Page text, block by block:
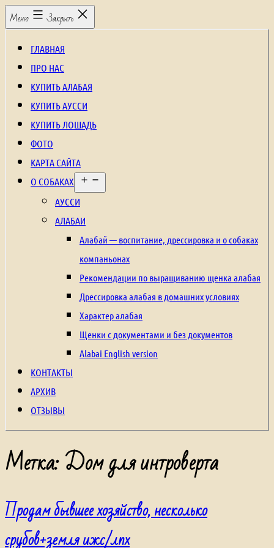
Перейти
к
содержимому
Щенки
алабая,
рабочие
собаки,
охранные
собаки,
щенки
среднеазиатской
овчарки,
щенки
родословной,
туркменский
волкодав,
алабай,
среднеазиатская
овчарка,
asian
Shepherd
Меню Закрыть
ГЛАВНАЯ
ПРО НАС
КУПИТЬ АЛАБАЯ
КУПИТЬ АУССИ
КУПИТЬ ЛОШАДЬ
ФОТО
КАРТА САЙТА
О СОБАКАХ
АУССИ
АЛАБАИ
Алабай — воспитание, дрессировка и о собаках
компаньонах
Рекомендации по выращиванию щенка алабая
Дрессировка алабая в домашних условиях
Характер алабая
Щенки с документами и без документов
Alabai English version
КОНТАКТЫ
АРХИВ
ОТЗЫВЫ
Метка:Дом для интроверта
Продам бывшее хозяйство, несколько
срубов+земля ижс/лпх